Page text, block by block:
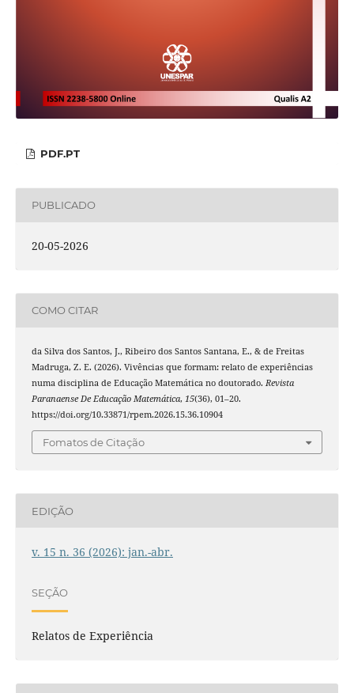
PDF.PT
PUBLICADO
20-05-2026
COMO CITAR
da Silva dos Santos, J., Ribeiro dos Santos Santana, E., & de Freitas
Madruga, Z. E. (2026). Vivências que formam: relato de experiências
numa disciplina de Educação Matemática no doutorado. Revista
Paranaense De Educação Matemática, 15(36), 01–20.
https://doi.org/10.33871/rpem.2026.15.36.10904
Fomatos de Citação
EDIÇÃO
v. 15 n. 36 (2026): jan.-abr.
SEÇÃO
Relatos de Experiência